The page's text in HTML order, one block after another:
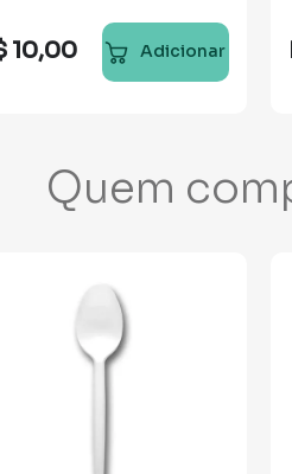
10,00 Adicionar
Quem